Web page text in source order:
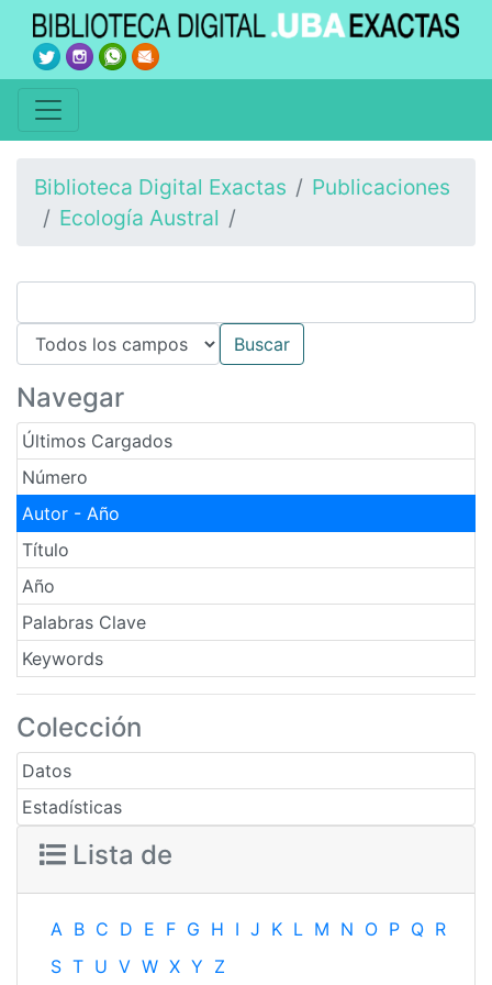
Biblioteca Digital Exactas
Publicaciones
Ecología Austral
Navegar
Últimos Cargados
Número
Autor - Año
Título
Año
Palabras Clave
Keywords
Colección
Datos
Estadísticas
Lista de
A B C D E F G H I J K L M N O P Q R
S T U V W X Y Z